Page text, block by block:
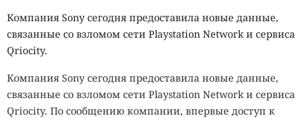
Компания Sony сегодня предоставила новые данные,
связанные со взломом сети Playstation Network и сервиса
Qriocity.
Компания Sony сегодня предоставила новые данные,
связанные со взломом сети Playstation Network и сервиса
Qriocity. По сообщению компании, впервые доступ к